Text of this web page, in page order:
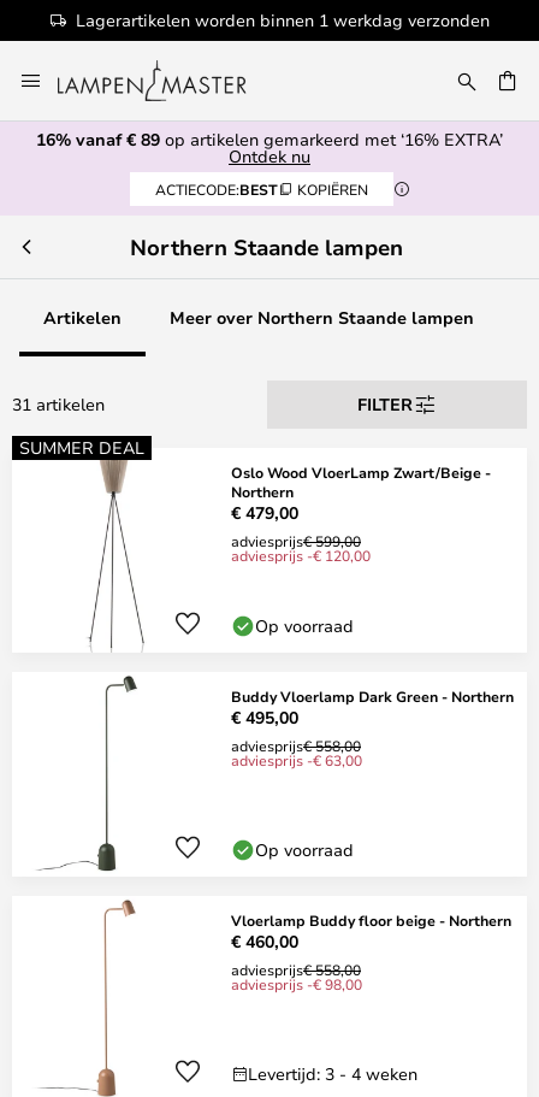
Lagerartikelen worden binnen 1 werkdag verzonden
naar
de
inhoud
16% vanaf € 89 op artikelen gemarkeerd met ‘16% EXTRA’
Ontdek nu
ACTIECODE:BEST KOPIËREN
Northern Staande lampen
Artikelen Meer over Northern Staande lampen
31 artikelen
FILTER
SUMMER DEAL
Oslo Wood VloerLamp Zwart/Beige -
Northern
€ 479,00
adviesprijs€ 599,00
adviesprijs -€ 120,00
Op voorraad
Buddy Vloerlamp Dark Green - Northern
€ 495,00
adviesprijs€ 558,00
adviesprijs -€ 63,00
Op voorraad
Vloerlamp Buddy floor beige - Northern
€ 460,00
adviesprijs€ 558,00
adviesprijs -€ 98,00
Levertijd: 3 - 4 weken